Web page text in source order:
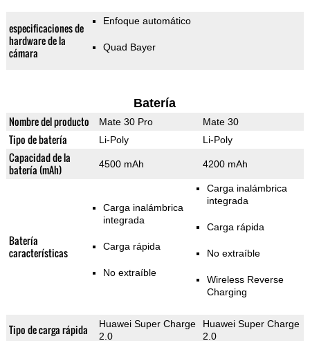
especificaciones de
hardware de la
cámara
Enfoque automático
Quad Bayer
Batería
Nombre del producto Mate 30 Pro Mate 30
Tipo de batería Li-Poly Li-Poly
Capacidad de la
batería (mAh)
4500 mAh 4200 mAh
Batería
características
Carga inalámbrica
integrada
Carga rápida
No extraíble
Carga inalámbrica
integrada
Carga rápida
No extraíble
Wireless Reverse
Charging
Tipo de carga rápida
Huawei Super Charge
2.0
Huawei Super Charge
2.0